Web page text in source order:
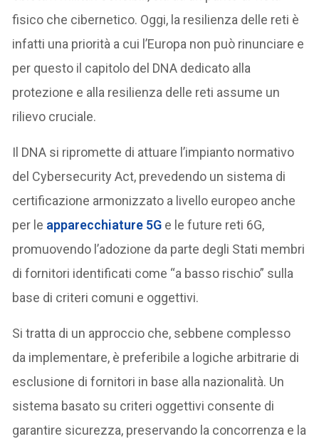
fisico che cibernetico. Oggi, la resilienza delle reti è
infatti una priorità a cui l’Europa non può rinunciare e
per questo il capitolo del DNA dedicato alla
protezione e alla resilienza delle reti assume un
rilievo cruciale.
Il DNA si ripromette di attuare l’impianto normativo
del Cybersecurity Act, prevedendo un sistema di
certificazione armonizzato a livello europeo anche
per le apparecchiature 5G e le future reti 6G,
promuovendo l’adozione da parte degli Stati membri
di fornitori identificati come “a basso rischio” sulla
base di criteri comuni e oggettivi.
Si tratta di un approccio che, sebbene complesso
da implementare, è preferibile a logiche arbitrarie di
esclusione di fornitori in base alla nazionalità. Un
sistema basato su criteri oggettivi consente di
garantire sicurezza, preservando la concorrenza e la